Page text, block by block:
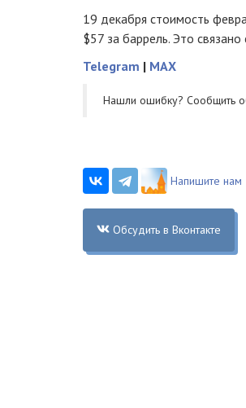
19 декабря стоимость
$57 за баррель. Это
Telegram | MAX
Нашли ошибку? Cообщить
Напишите нам
Обсудить в Вконтакте